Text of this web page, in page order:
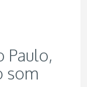
Paulo,
som